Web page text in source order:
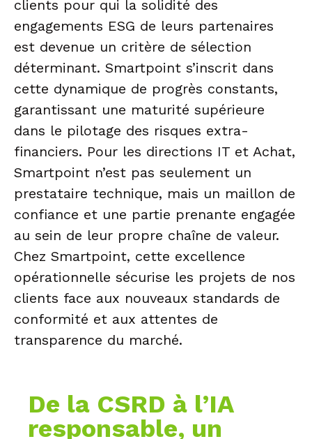
clients pour qui la solidité des
engagements ESG de leurs partenaires
est devenue un critère de sélection
déterminant. Smartpoint s’inscrit dans
cette dynamique de progrès constants,
garantissant une maturité supérieure
dans le pilotage des risques extra-
financiers. Pour les directions IT et Achat,
Smartpoint n’est pas seulement un
prestataire technique, mais un maillon de
confiance et une partie prenante engagée
au sein de leur propre chaîne de valeur.
Chez Smartpoint, cette excellence
opérationnelle sécurise les projets de nos
clients face aux nouveaux standards de
conformité et aux attentes de
transparence du marché.
De la CSRD à l’IA
responsable, un